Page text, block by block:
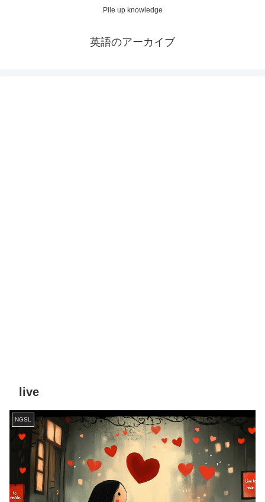
Pile up knowledge
英語のアーカイブ
live
NGSL